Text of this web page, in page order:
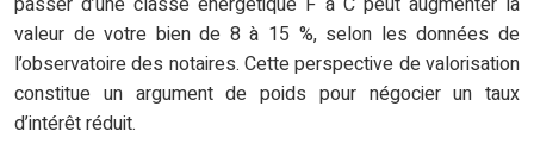
valeur de votre bien de 8 à 15 %, selon les données de
l’observatoire des notaires. Cette perspective de valorisation
constitue un argument de poids pour négocier un taux
d’intérêt réduit.